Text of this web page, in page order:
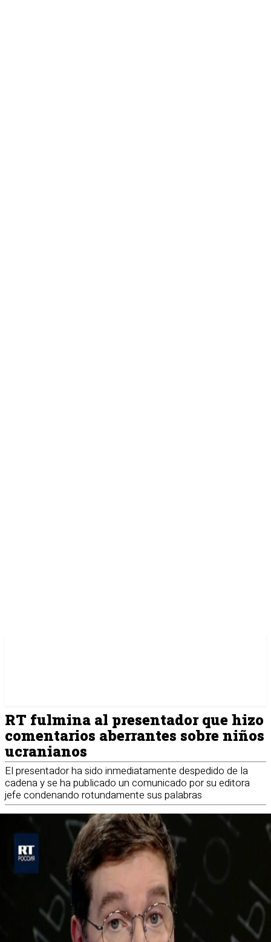
RT fulmina al presentador que hizo
comentarios aberrantes sobre niños
ucranianos
El presentador ha sido inmediatamente despedido de la
cadena y se ha publicado un comunicado por su editora
jefe condenando rotundamente sus palabras